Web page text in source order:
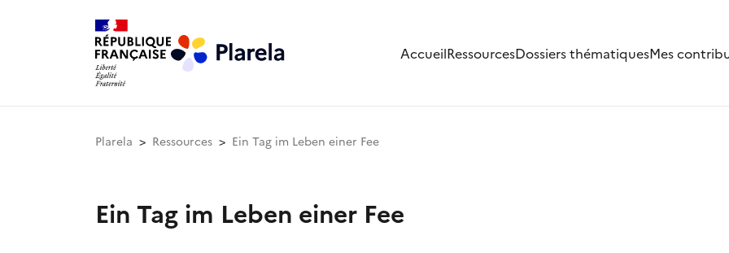
AccueilRessourcesDossiers thématiquesMes
Plarela Ressources Ein Tag im Leben einer Fee
Ein Tag im Leben einer Fee